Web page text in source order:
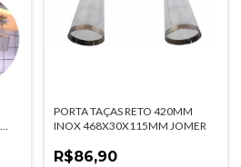
PORTA TAÇAS RETO 420MM
INOX 468X30X115MM JOMER
R$86,90